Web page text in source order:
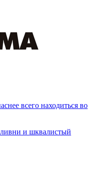
всего находиться во
ливни и шквалистый